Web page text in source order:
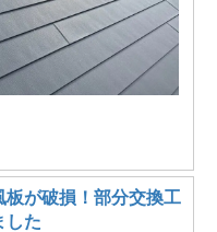
が破損！部分交換工
した